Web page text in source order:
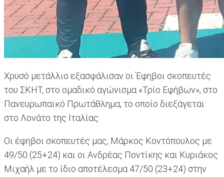
Χρυσό μετάλλιο εξασφάλισαν οι Έφηβοι σκοπευτές
του ΣΚΗΤ, στο ομαδικό αγώνισμα «Τρίο Εφήβων», στο
Πανευρωπαϊκό Πρωτάθλημα, το οποίο διεξάγεται
στο Λονάτο της Ιταλίας.
Οι έφηβοι σκοπευτές μας, Μάρκος Κοντόπουλος με
49/50 (25+24) και οι Ανδρέας Ποντίκης και Κυριάκος
Μιχαήλ με το ίδιο αποτέλεσμα 47/50 (23+24) στην